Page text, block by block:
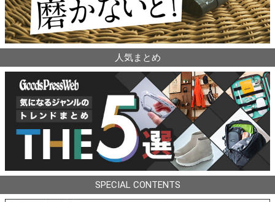
人気まとめ
SPECIAL CONTENTS